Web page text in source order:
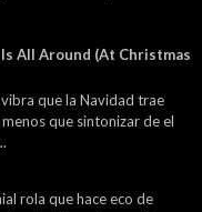
All Around (At Christmas
que la Navidad trae
que sintonizar de el
rola que hace eco de